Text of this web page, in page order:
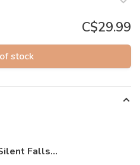
C$29.99
stock
Falls…